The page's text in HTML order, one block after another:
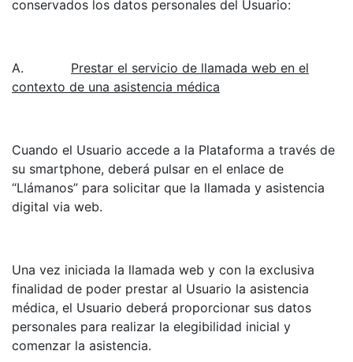
conservados los datos personales del Usuario:
A.
Prestar el servicio de llamada web en el
contexto de una asistencia médica
Cuando el Usuario accede a la Plataforma a través de
su smartphone, deberá pulsar en el enlace de
“Llámanos” para solicitar que la llamada y asistencia
digital via web.
Una vez iniciada la llamada web y con la exclusiva
finalidad de poder prestar al Usuario la asistencia
médica, el Usuario deberá proporcionar sus datos
personales para realizar la elegibilidad inicial y
comenzar la asistencia.